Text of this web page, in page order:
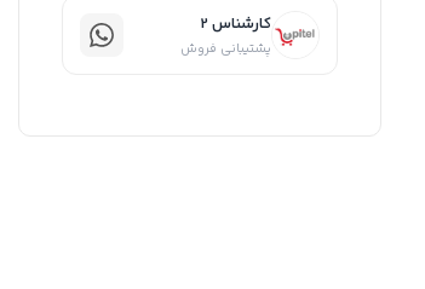
کارشناس 2
پشتیبانی فروش